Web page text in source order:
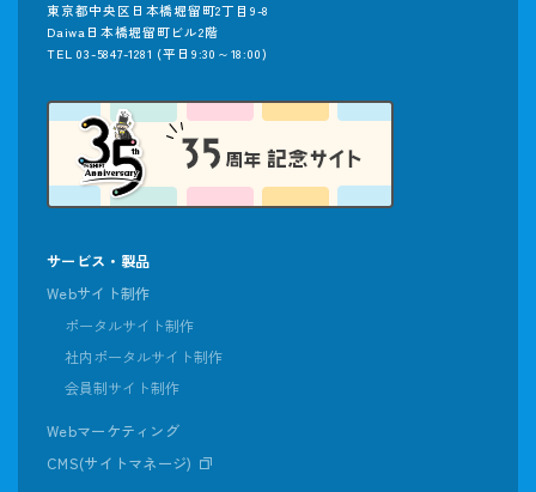
東京都中央区日本橋堀留町2丁目9-8
Daiwa日本橋堀留町ビル2階
TEL 03-5847-1281 (平日9:30～18:00)
サービス・製品
Webサイト制作
ポータルサイト制作
社内ポータルサイト制作
会員制サイト制作
Webマーケティング
CMS(サイトマネージ)